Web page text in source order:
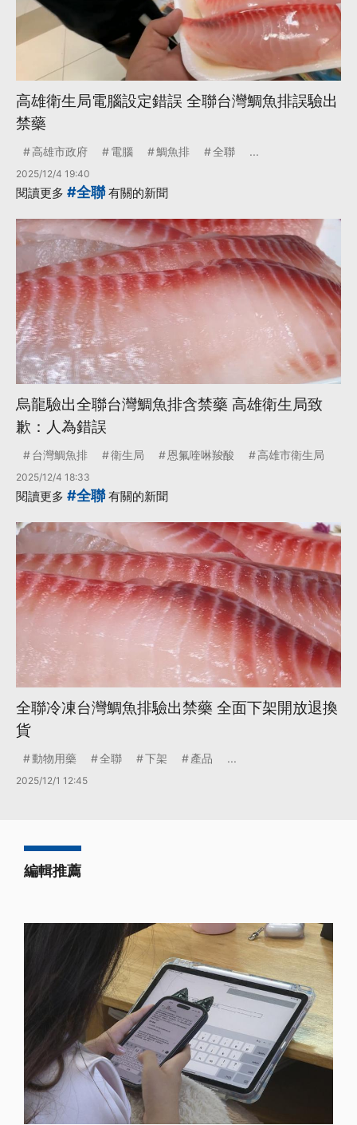
高雄衛生局電腦設定錯誤 全聯台灣鯛魚排誤驗出
禁藥
高雄市政府 電腦 鯛魚排 全聯 ...
2025/12/4 19:40
閱讀更多 #全聯有關的新聞
烏龍驗出全聯台灣鯛魚排含禁藥 高雄衛生局致
歉：人為錯誤
台灣鯛魚排 衛生局 恩氟喹啉羧酸 高雄市衛生局
2025/12/4 18:33
閱讀更多 #全聯有關的新聞
全聯冷凍台灣鯛魚排驗出禁藥 全面下架開放退換
貨
動物用藥 全聯 下架 產品 ...
2025/12/1 12:45
編輯推薦